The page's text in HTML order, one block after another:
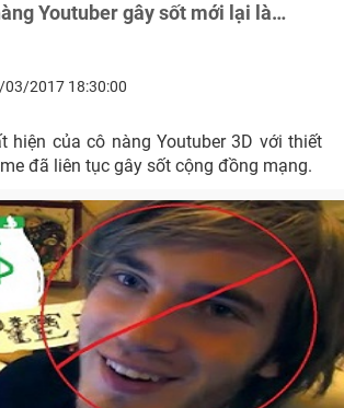
Youtuber gây sốt mới lại là…
03/2017 18:30:00
hiện của cô nàng Youtuber 3D với thiết
đã liên tục gây sốt cộng đồng mạng.